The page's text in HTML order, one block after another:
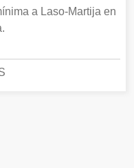
a Laso-Martija en